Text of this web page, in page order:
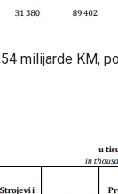
milijarde KM,